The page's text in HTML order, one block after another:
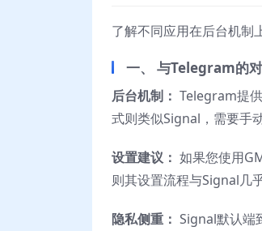
了解不同应用在后台机制
一、 与Telegram的
后台机制： Telegram提
式则类似Signal，需要手
设置建议： 如果您使用
则其设置流程与Signal几乎
隐私侧重： Signal默认端